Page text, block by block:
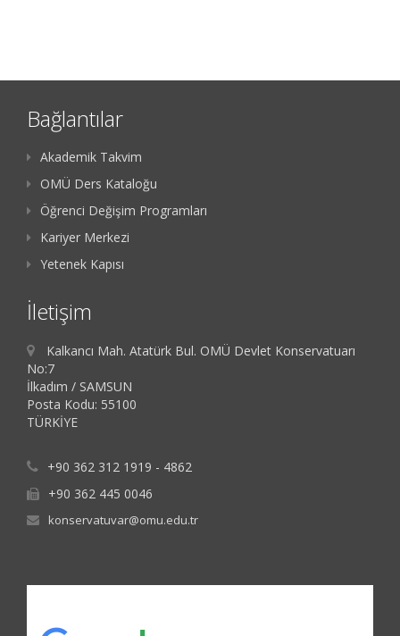
Bağlantılar
Akademik Takvim
OMÜ Ders Kataloğu
Öğrenci Değişim Programları
Kariyer Merkezi
Yetenek Kapısı
İletişim
Kalkancı Mah. Atatürk Bul. OMÜ Devlet Konservatuarı
No:7
İlkadım / SAMSUN
Posta Kodu: 55100
TÜRKİYE
+90 362 312 1919 - 4862
+90 362 445 0046
konservatuvar@omu.edu.tr